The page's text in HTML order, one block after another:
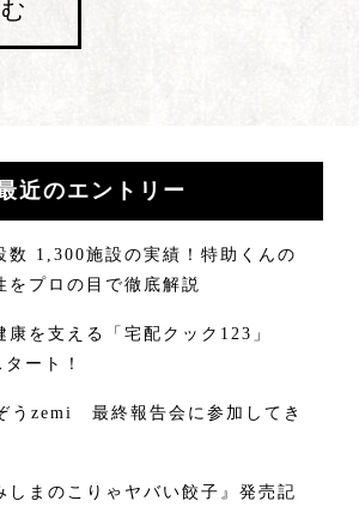
近のエントリー
数 1,300施設の実績！特助くんの
をプロの目で徹底解説
康を支える「宅配クック123」
ート！
うzemi 最終報告会に参加してき
しまのこりゃヤバい餃子』発売記